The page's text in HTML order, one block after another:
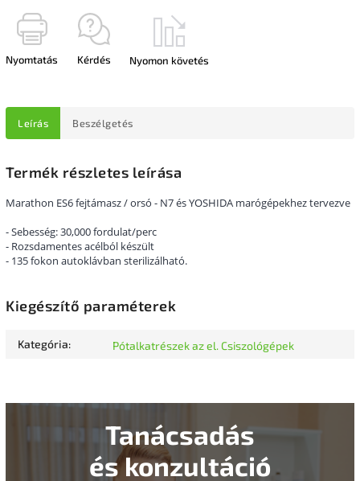
Nyomtatás Kérdés Nyomon követés
Leírás Beszélgetés
Termék részletes leírása
Marathon ES6 fejtámasz / orsó - N7 és YOSHIDA marógépekhez tervezve
- Sebesség: 30,000 fordulat/perc
- Rozsdamentes acélból készült
- 135 fokon autoklávban sterilizálható.
Kiegészítő paraméterek
Kategória: Pótalkatrészek az el. Csiszológépek
Tanácsadás
és konzultáció